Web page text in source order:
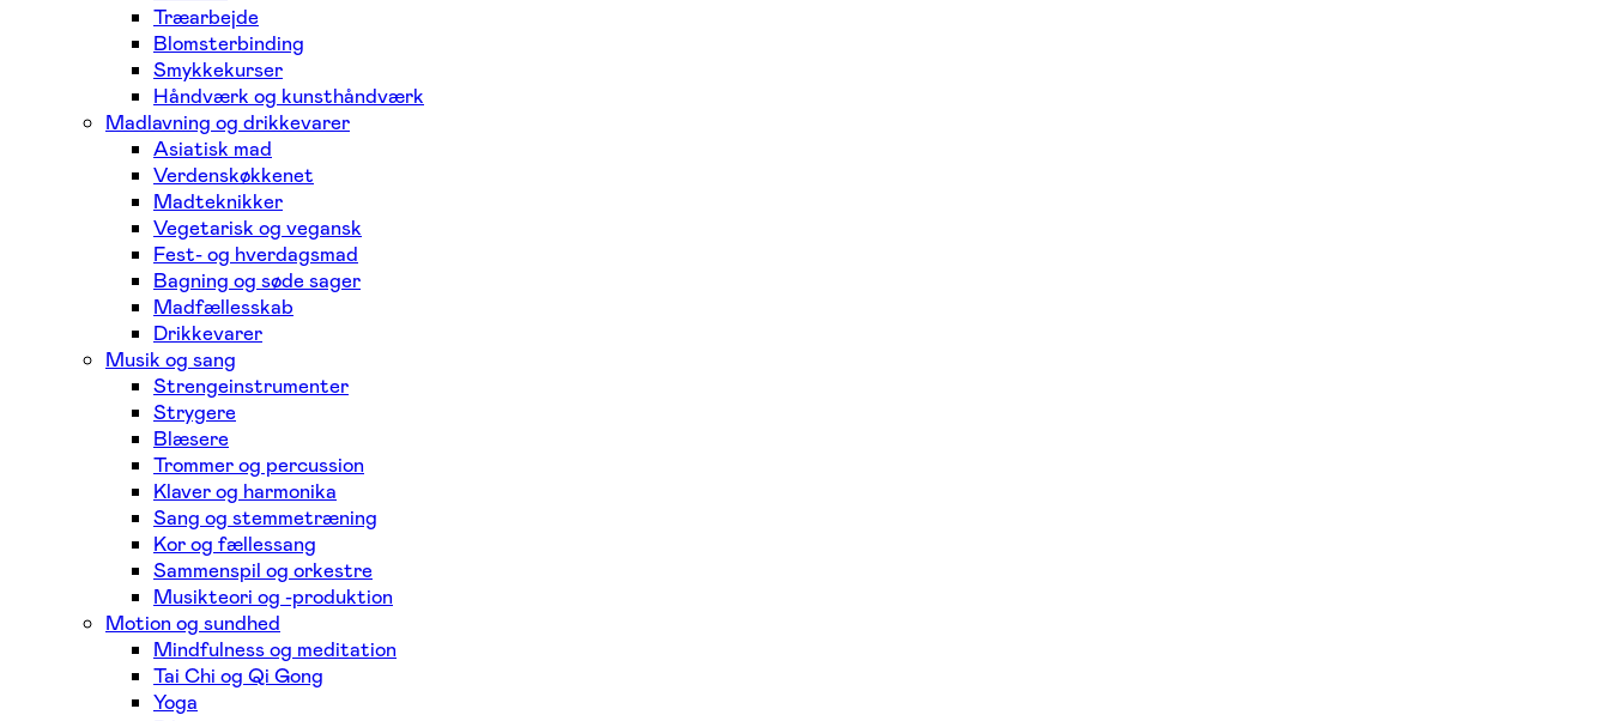
Træarbejde
Blomsterbinding
Smykkekurser
Håndværk og kunsthåndværk
Madlavning og drikkevarer
Asiatisk mad
Verdenskøkkenet
Madteknikker
Vegetarisk og vegansk
Fest- og hverdagsmad
Bagning og søde sager
Madfællesskab
Drikkevarer
Musik og sang
Strengeinstrumenter
Strygere
Blæsere
Trommer og percussion
Klaver og harmonika
Sang og stemmetræning
Kor og fællessang
Sammenspil og orkestre
Musikteori og -produktion
Motion og sundhed
Mindfulness og meditation
Tai Chi og Qi Gong
Yoga